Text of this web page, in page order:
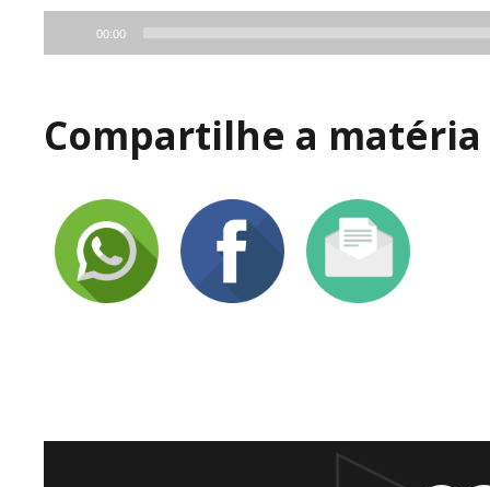
00:00
Compartilhe a